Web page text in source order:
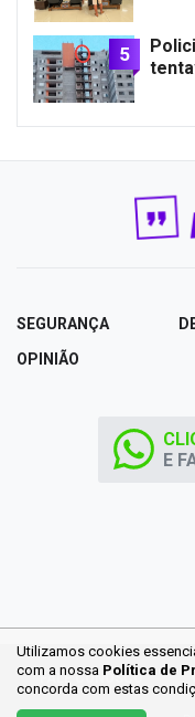
5
Utilizamos cookies
com a nossa Política de
concorda com estas
SEGURANÇA
OPINIÃO
E
FALE CONOSCO